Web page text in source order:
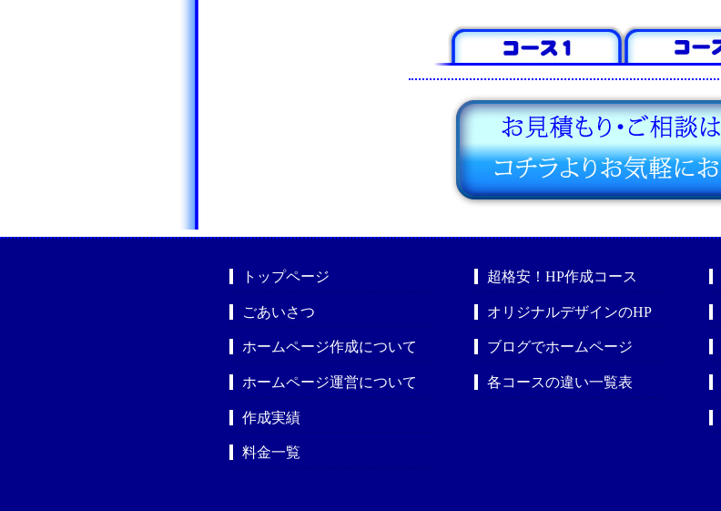
トップページ
ごあいさつ
ホームページ作成について
ホームページ運営について
作成実績
料金一覧
超格安！HP作成コース
オリジナルデザインのHP
ブログでホームページ
各コースの違い一覧表